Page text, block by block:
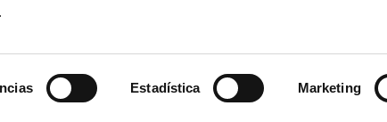
Estadística Marketing
politikak